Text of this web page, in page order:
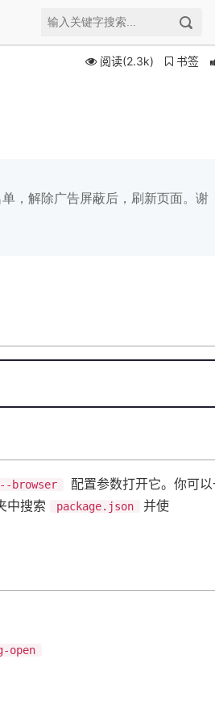
阅读(2.3k) 书签
，解除广告屏蔽后，刷新页面。谢
--browser
配置参数打开它。你可
中搜索
package.json
并使
open